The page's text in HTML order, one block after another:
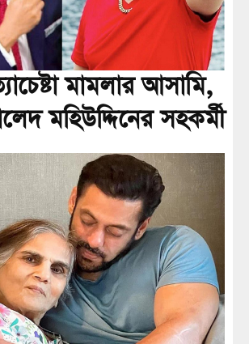
মামলার আসামি,
মহিউদ্দিনের সহকর্মী